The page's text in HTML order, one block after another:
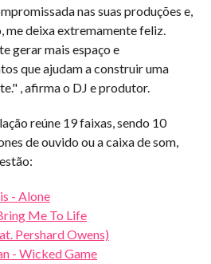
nas suas produções e,
me deixa extremamente feliz.
gerar mais espaço e
que ajudam a construir uma
, afirma o DJ e produtor.
reúne 19 faixas, sendo 10
de ouvido ou a caixa de som,
- Alone
Me To Life
Pershard Owens)
- Wicked Game